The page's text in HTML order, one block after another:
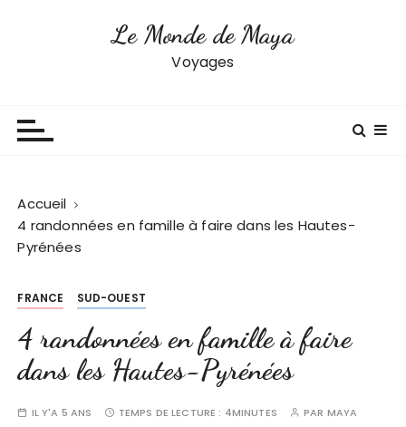
Le Monde de Maya
Voyages
Accueil
4 randonnées en famille à faire dans les Hautes-
Pyrénées
FRANCE SUD-OUEST
4 randonnées en famille à faire
dans les Hautes-Pyrénées
IL Y'A 5 ANS TEMPS DE LECTURE : 4MINUTES PAR MAYA